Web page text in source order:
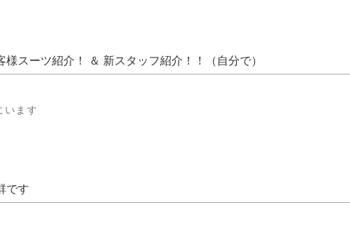
様スーツ紹介！ ＆ 新スタッフ紹介！！（自分で）
います
です